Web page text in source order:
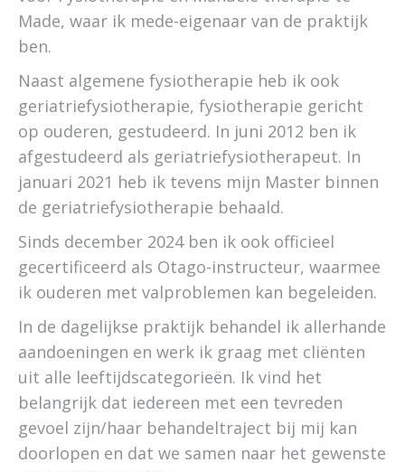
Made, waar ik mede-eigenaar van de praktijk
ben.
Naast algemene fysiotherapie heb ik ook
geriatriefysiotherapie, fysiotherapie gericht
op ouderen, gestudeerd. In juni 2012 ben ik
afgestudeerd als geriatriefysiotherapeut. In
januari 2021 heb ik tevens mijn Master binnen
de geriatriefysiotherapie behaald.
Sinds december 2024 ben ik ook officieel
gecertificeerd als Otago-instructeur, waarmee
ik ouderen met valproblemen kan begeleiden.
In de dagelijkse praktijk behandel ik allerhande
aandoeningen en werk ik graag met cliënten
uit alle leeftijdscategorieën. Ik vind het
belangrijk dat iedereen met een tevreden
gevoel zijn/haar behandeltraject bij mij kan
doorlopen en dat we samen naar het gewenste